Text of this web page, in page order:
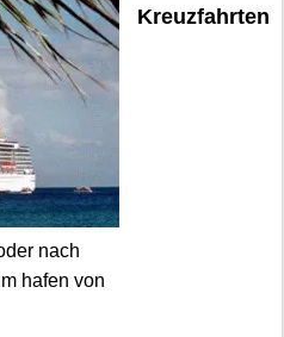
nach
hafen von
Kreuzfahrten